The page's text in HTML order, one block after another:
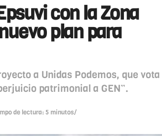
con la Zona
plan para
a Unidas Podemos, que vota
patrimonial a GEN”.
de lectura: 5 minutos/